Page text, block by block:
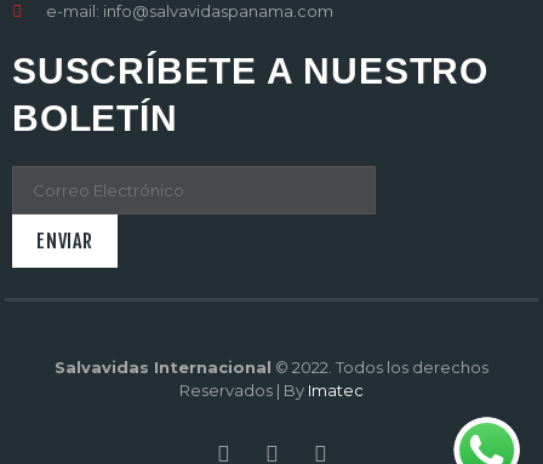
e-mail: info@salvavidaspanama.com
SUSCRÍBETE A NUESTRO
BOLETÍN
Salvavidas Internacional © 2022. Todos los derechos
Reservados | By Imatec